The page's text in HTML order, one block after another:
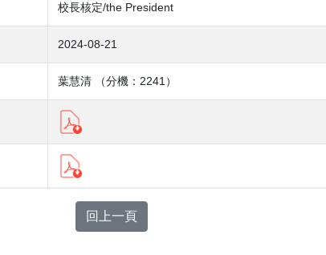
校長核定/the President
2024-08-21
葉慧清 （分機：2241）
回上一頁